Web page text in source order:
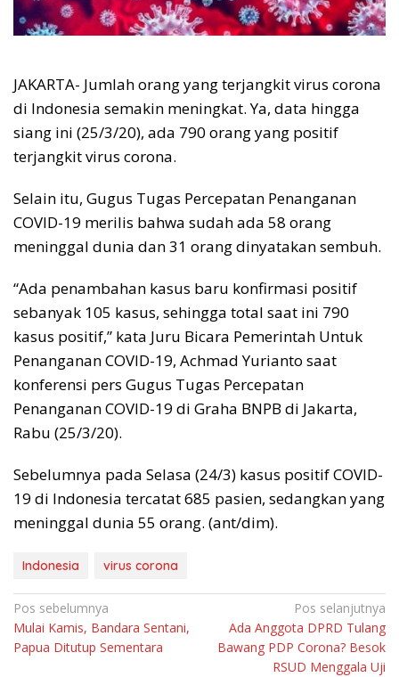
JAKARTA- Jumlah orang yang terjangkit virus corona
di Indonesia semakin meningkat. Ya, data hingga
siang ini (25/3/20), ada 790 orang yang positif
terjangkit virus corona.
Selain itu, Gugus Tugas Percepatan Penanganan
COVID-19 merilis bahwa sudah ada 58 orang
meninggal dunia dan 31 orang dinyatakan sembuh.
“Ada penambahan kasus baru konfirmasi positif
sebanyak 105 kasus, sehingga total saat ini 790
kasus positif,” kata Juru Bicara Pemerintah Untuk
Penanganan COVID-19, Achmad Yurianto saat
konferensi pers Gugus Tugas Percepatan
Penanganan COVID-19 di Graha BNPB di Jakarta,
Rabu (25/3/20).
Sebelumnya pada Selasa (24/3) kasus positif COVID-
19 di Indonesia tercatat 685 pasien, sedangkan yang
meninggal dunia 55 orang. (ant/dim).
Indonesia virus corona
Navigasi
pos
Pos sebelumnya
Mulai Kamis, Bandara Sentani,
Papua Ditutup Sementara
Pos selanjutnya
Ada Anggota DPRD Tulang
Bawang PDP Corona? Besok
RSUD Menggala Uji